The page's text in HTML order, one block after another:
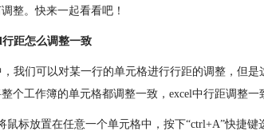
整。快来一起看看吧！
行距怎么调整一致
，我们可以对某一行的单元格进行行距的调整，但
个工作簿的单元格都调整一致，excel中行距调整一
鼠标放置在任意一个单元格中，按下“ctrl+A”快捷键